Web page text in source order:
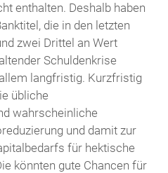
enthalten. Deshalb haben
die in den letzten
zwei Drittel an Wert
Schuldenkrise
langfristig. Kurzfristig
übliche
wahrscheinliche
und damit zur
für hektische
könnten gute Chancen für